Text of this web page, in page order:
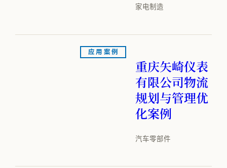
家电制造
应用案例
重庆矢崎仪表
有限公司物流
规划与管理优
化案例
汽车零部件